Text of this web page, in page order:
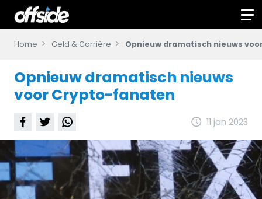
Home Geld & Carrière Opnieuw dramatisch nieuws
Opnieuw dramatisch nieuws
voor Crypto-fanaten
11 jan 2023